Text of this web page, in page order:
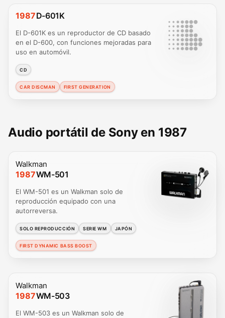
1987D-601K
El D-601K es un reproductor de CD basado
en el D-600, con funciones mejoradas para
uso en automóvil.
CD
CAR DISCMAN FIRST GENERATION
Audio portátil de Sony en 1987
Walkman
1987WM-501
El WM-501 es un Walkman solo de
reproducción equipado con una
autorreversa.
SOLO REPRODUCCIÓN SERIE WM JAPÓN
FIRST DYNAMIC BASS BOOST
Walkman
1987WM-503
El WM-503 es un Walkman solo de